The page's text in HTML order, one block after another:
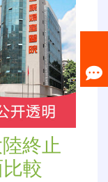
終止
較